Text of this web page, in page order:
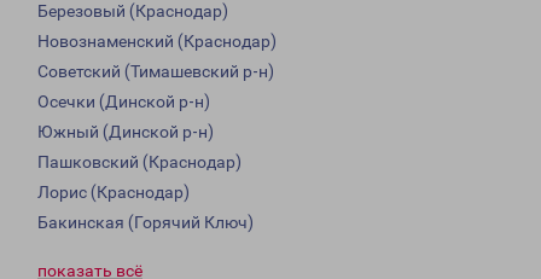
Березовый (Краснодар)
Новознаменский (Краснодар)
Советский (Тимашевский р-н)
Осечки (Динской р-н)
Южный (Динской р-н)
Пашковский (Краснодар)
Лорис (Краснодар)
Бакинская (Горячий Ключ)
показать всё